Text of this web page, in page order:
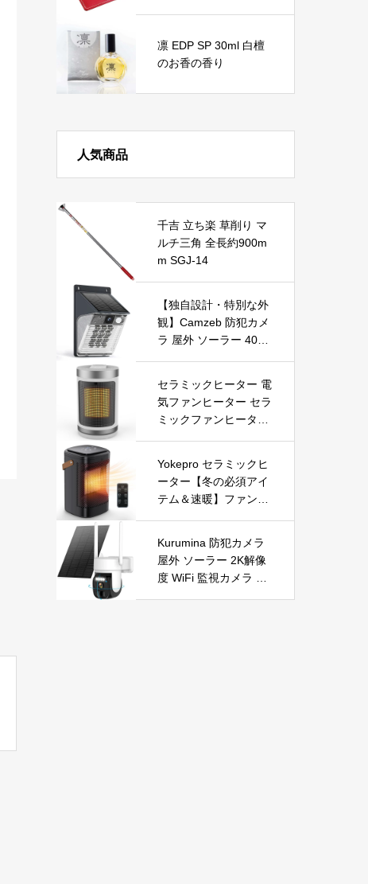
ザー 革 ブランド 赤 [s
okunou]
凛 EDP SP 30ml 白檀
のお香の香り
人気商品
千吉 立ち楽 草削り マ
ルチ三角 全長約900m
m SGJ-14
【独自設計・特別な外
観】Camzeb 防犯カメ
ラ 屋外 ソーラー 400
電池式 Alexa 赤外線/カ
ラー暗視 双方向音声
音光警報 プッシュ通知
動体検知 クラウド/SD
カード録画 IP66防水
遠隔操作
セラミックヒーター 電
気ファンヒーター セラ
ミックファンヒーター
切替 1-12時間タイマー
設定可能 リモコン付
電気ヒーター 転倒自動
オフ 過熱保護 省エネ
節電 PSE認証済 暖房
器具
Yokepro セラミックヒ
ーター【冬の必須アイ
テム＆速暖】ファンヒ
ED表示 低騒音【空気
浄化】ファンヒーター
電気 ECO知能恒温 省
エネ 暖房器具 転倒オ
Kurumina 防犯カメラ
屋外 ソーラー 2K解像
度 WiFi 監視カメラ ワ